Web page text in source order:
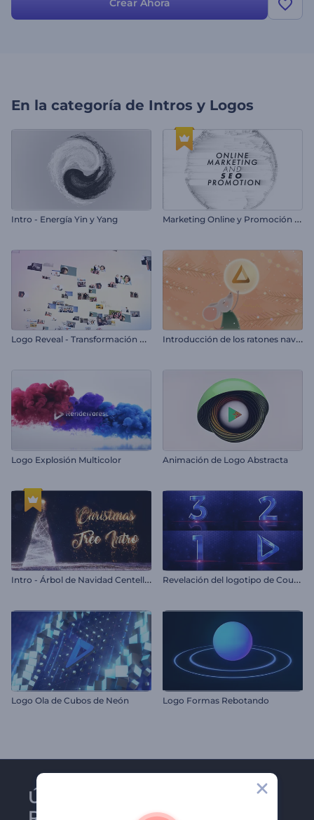
Crear Ahora
En la categoría de Intros y Logos
Intro - Energía Yin y Yang M
arketing Online y Promoción SEO
L
ogo Reveal - Transformación de Imagen I
ntroducción de los ratones navideños alegres
Logo Explosión Multicolor Animación de Logo Abstracta
I
ntro - Árbol de Navidad Centelleante R
evelación del logotipo de Countdown
Logo Ola de Cubos de Neón Logo Formas Rebotando
Únase al boletín de